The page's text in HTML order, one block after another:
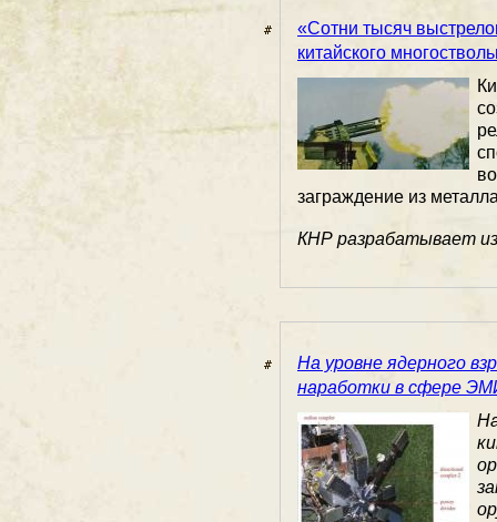
«Сотни тысяч
китайского
заграждение из
КНР разрабатывает
На уровне ядерного
наработки в сфере